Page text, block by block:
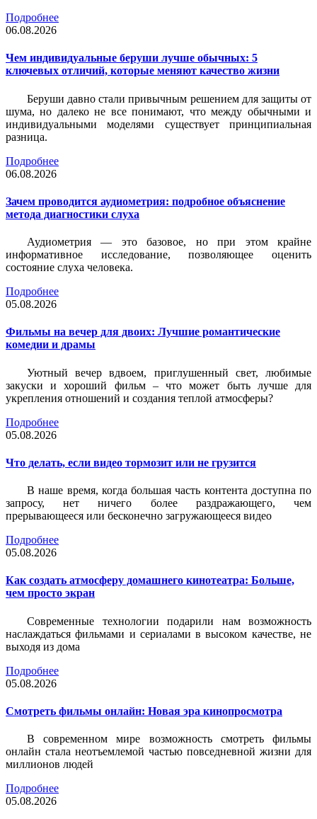
Подробнее
06.08.2026
Чем индивидуальные беруши лучше обычных: 5
ключевых отличий, которые меняют качество жизни
Беруши давно стали привычным решением для защиты от
шума, но далеко не все понимают, что между обычными и
индивидуальными моделями существует принципиальная
разница.
Подробнее
06.08.2026
Зачем проводится аудиометрия: подробное объяснение
метода диагностики слуха
Аудиометрия — это базовое, но при этом крайне
информативное исследование, позволяющее оценить
состояние слуха человека.
Подробнее
05.08.2026
Фильмы на вечер для двоих: Лучшие романтические
комедии и драмы
Уютный вечер вдвоем, приглушенный свет, любимые
закуски и хороший фильм – что может быть лучше для
укрепления отношений и создания теплой атмосферы?
Подробнее
05.08.2026
Что делать, если видео тормозит или не грузится
В наше время, когда большая часть контента доступна по
запросу, нет ничего более раздражающего, чем
прерывающееся или бесконечно загружающееся видео
Подробнее
05.08.2026
Как создать атмосферу домашнего кинотеатра: Больше,
чем просто экран
Современные технологии подарили нам возможность
наслаждаться фильмами и сериалами в высоком качестве, не
выходя из дома
Подробнее
05.08.2026
Смотреть фильмы онлайн: Новая эра кинопросмотра
В современном мире возможность смотреть фильмы
онлайн стала неотъемлемой частью повседневной жизни для
миллионов людей
Подробнее
05.08.2026